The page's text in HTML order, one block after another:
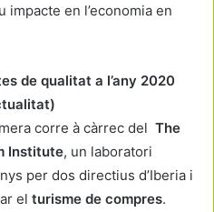
en l’economia en
de qualitat a l’any 2020
corre à càrrec del The
Institute, un laboratori
per dos directius d’Iberia i
el turisme de compres.